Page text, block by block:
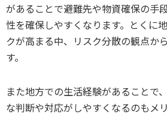
があることで避難先や物資確保の手
性を確保しやすくなります。とくに
クが高まる中、リスク分散の観点か
す。
また地方での生活経験があることで
な判断や対応がしやすくなるのもメ